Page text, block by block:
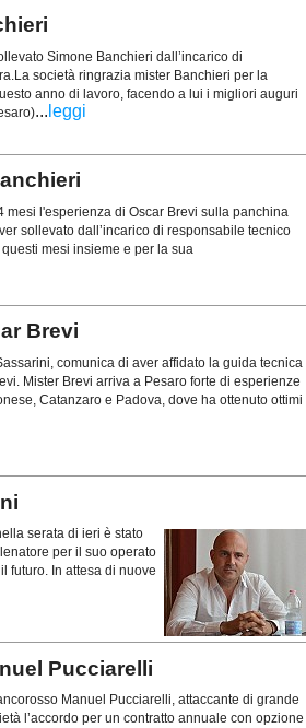
Simone Banchieri dall’incarico di
società ringrazia mister Banchieri per la
anno di lavoro, facendo a lui i migliori auguri
... leggi
l'esperienza di Oscar Brevi sulla panchina
sollevato dall’incarico di responsabile tecnico
mesi insieme e per la sua
Brevi
comunica di aver affidato la guida tecnica
Mister Brevi arriva a Pesaro forte di esperienze
Catanzaro e Padova, dove ha ottenuto ottimi
serata di ieri è stato
per il suo operato
futuro. In attesa di nuove
Pucciarelli
Manuel Pucciarelli, attaccante di grande
l’accordo per un contratto annuale con opzione